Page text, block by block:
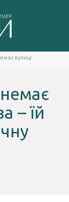
вулиці
– їй